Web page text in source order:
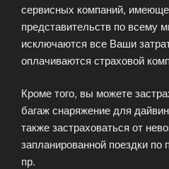
сервисных компаний,
представительств по всему
исключаются все Ваши
оплачиваются страховой
Кроме того, вы можете
багаж снаряжение для
также застраховаться от
запланированной поездки
пр.